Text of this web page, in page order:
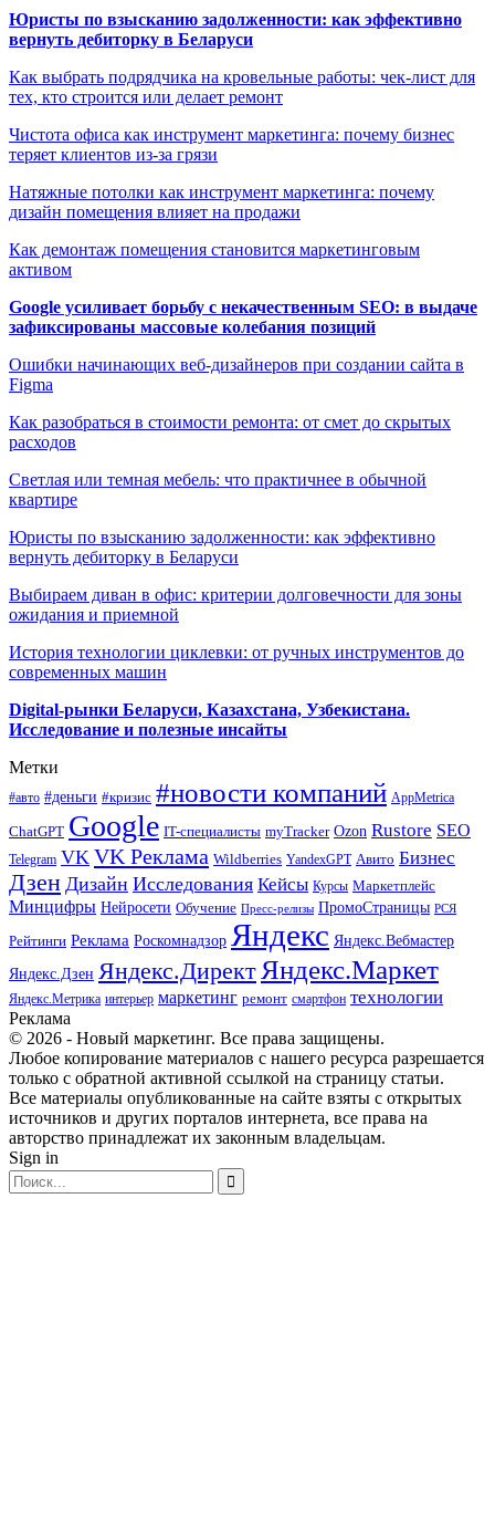
Юристы по взысканию задолженности: как эффективно
вернуть дебиторку в Беларуси
Как выбрать подрядчика на кровельные работы: чек-лист для
тех, кто строится или делает ремонт
Чистота офиса как инструмент маркетинга: почему бизнес
теряет клиентов из-за грязи
Натяжные потолки как инструмент маркетинга: почему
дизайн помещения влияет на продажи
Как демонтаж помещения становится маркетинговым
активом
Google усиливает борьбу с некачественным SEO: в выдаче
зафиксированы массовые колебания позиций
Ошибки начинающих веб-дизайнеров при создании сайта в
Figma
Как разобраться в стоимости ремонта: от смет до скрытых
расходов
Светлая или темная мебель: что практичнее в обычной
квартире
Юристы по взысканию задолженности: как эффективно
вернуть дебиторку в Беларуси
Выбираем диван в офис: критерии долговечности для зоны
ожидания и приемной
История технологии циклевки: от ручных инструментов до
современных машин
Digital-рынки Беларуси, Казахстана, Узбекистана.
Исследование и полезные инсайты
Метки
#авто #деньги #кризис #новости компаний AppMetrica
ChatGPT Google IT-специалисты myTracker Ozon Rustore SEO
Telegram VK VK Реклама Wildberries YandexGPT Авито Бизнес
Дзен Дизайн Исследования Кейсы Курсы Маркетплейс
Минцифры Нейросети Обучение Пресс-релизы ПромоСтраницы РСЯ
Рейтинги Реклама Роскомнадзор Яндекс Яндекс.Вебмастер
Яндекс.Дзен Яндекс.ДиректЯндекс.Маркет
Яндекс.Метрика интерьер маркетинг ремонт смартфон технологии
Реклама
© 2026 - Новый маркетинг. Все права защищены.
Любое копирование материалов с нашего ресурса разрешается
только с обратной активной ссылкой на страницу статьи.
Все материалы опубликованные на сайте взяты с открытых
источников и других порталов интернета, все права на
авторство принадлежат их законным владельцам.
Sign in